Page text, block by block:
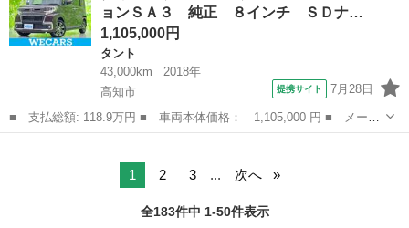
ートライ...
ョンＳＡ３ 純正 ８インチ ＳＤナ…
1,105,000円
タント
43,000km
2018年
高知市
提携サイト 7月28日
■ 支払総額: 118.9万円 ■ 車両本体価格： 1,105,000 円 ■ メーカ
ー名： ダイハツ ■ 車種名： タント ■ グレード名： カスタム
1 2 3 ... 次へ
全183件中 1-50件表示